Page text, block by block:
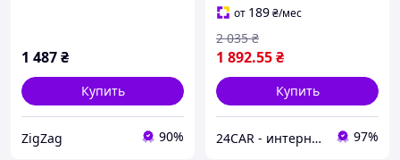
1 487₴
Купить
ZigZag 90%
от 189₴/мес
1 892.55₴
2 035 ₴
Купить
24CAR - интернет магазин запчастей и аксессуаров 97%